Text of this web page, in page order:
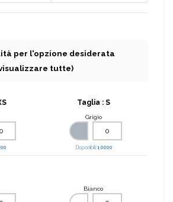
per l'opzione desiderata
tutte)
Taglia : S
Grigio
Disponibili:10000
Bianco